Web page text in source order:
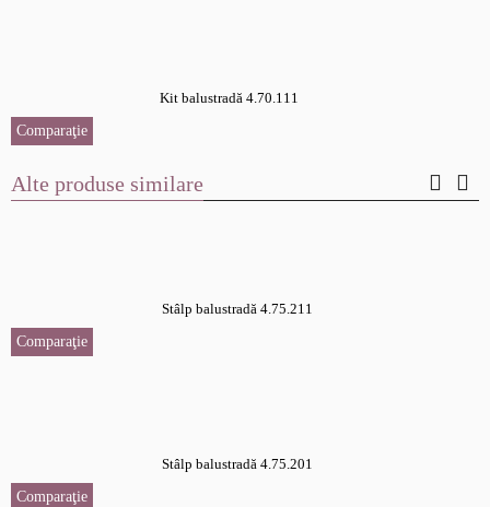
Kit balustradă 4.70.111
Comparaţie
Alte produse similare
Stâlp balustradă 4.75.211
Comparaţie
Stâlp balustradă 4.75.201
Comparaţie